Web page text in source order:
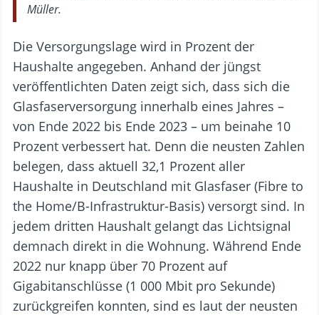
Müller.
Die Versorgungslage wird in Prozent der
Haushalte angegeben. Anhand der jüngst
veröffentlichten Daten zeigt sich, dass sich die
Glasfaserversorgung innerhalb eines Jahres –
von Ende 2022 bis Ende 2023 – um beinahe 10
Prozent verbessert hat. Denn die neusten Zahlen
belegen, dass aktuell 32,1 Prozent aller
Haushalte in Deutschland mit Glasfaser (Fibre to
the Home/B-Infrastruktur-Basis) versorgt sind. In
jedem dritten Haushalt gelangt das Lichtsignal
demnach direkt in die Wohnung. Während Ende
2022 nur knapp über 70 Prozent auf
Gigabitanschlüsse (1 000 Mbit pro Sekunde)
zurückgreifen konnten, sind es laut der neusten